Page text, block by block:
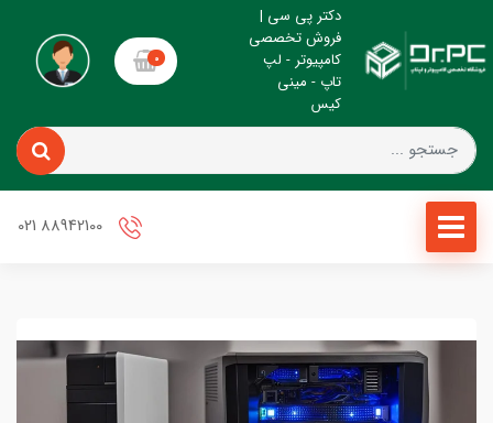
دکتر پی سی |
فروش تخصصی
کامپیوتر - لپ
تاپ - مینی
کیس
0